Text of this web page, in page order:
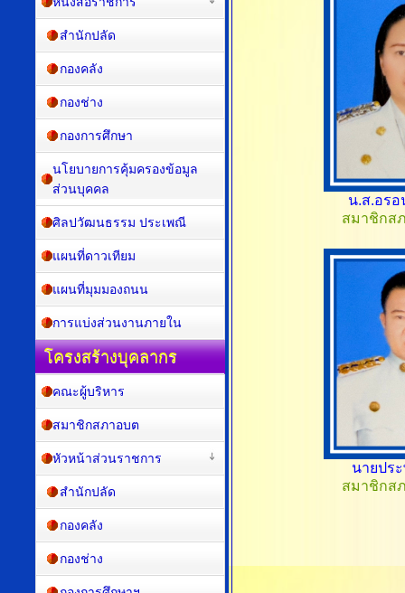
น.ส.อรอ
สมาชิกส
นายปร
สมาชิกส
สำนักปลัด
กองคลัง
กองช่าง
กองการศึกษา
นโยบายการคุ้มครองข้อมูล
ส่วนบุคคล
ศิลปวัฒนธรรม ประเพณี
แผนที่ดาวเทียม
แผนที่มุมมองถนน
การแบ่งส่วนงานภายใน
โครงสร้างบุคลากร
คณะผู้บริหาร
สมาชิกสภาอบต
หัวหน้าส่วนราชการ
สำนักปลัด
กองคลัง
กองช่าง